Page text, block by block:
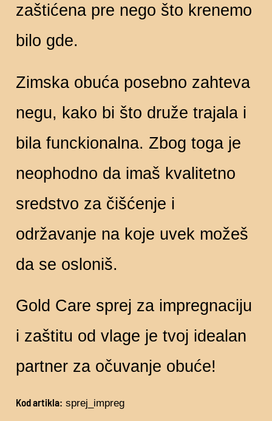
zaštićena pre nego što krenemo
bilo gde.
Zimska obuća posebno zahteva
negu, kako bi što druže trajala i
bila funckionalna. Zbog toga je
neophodno da imaš kvalitetno
sredstvo za čišćenje i
održavanje na koje uvek možeš
da se osloniš.
Gold Care sprej za impregnaciju
i zaštitu od vlage je tvoj idealan
partner za očuvanje obuće!
Kod artikla: sprej_impreg